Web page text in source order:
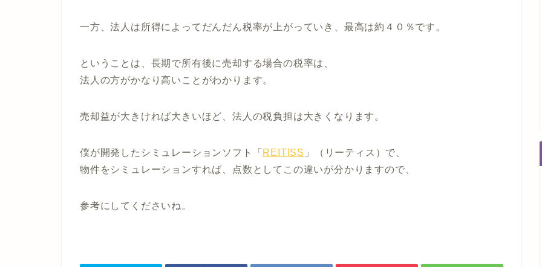
一方、法人は所得によってだんだん税率が上がっていき、 最高は約４０％です。
ということは、長期で所有後に売却する場合の税率は、
法人の方がかなり高いことがわかります。
売却益が大きければ大きいほど、法人の税負担は大きくなります。
僕が開発したシミュレーションソフト「 REITISS 」（ リーティス）で、
物件をシミュレーションすれば、
点数としてこの違いが分かりますので、
参考にしてくださいね。